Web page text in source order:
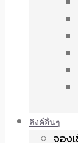
ลิงค์อื่นๆ
จอง